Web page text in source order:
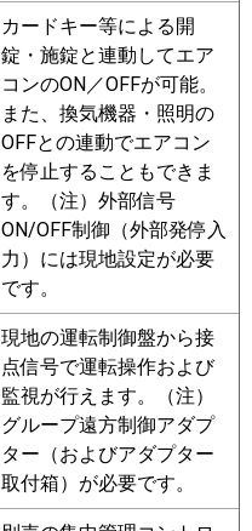
カードキー等による開
錠・施錠と連動してエア
コンのON／OFFが可能。
また、換気機器・照明の
OFFとの連動でエアコン
を停止することもできま
す。（注）外部信号
ON/OFF制御（外部発停入
力）には現地設定が必要
です。
現地の運転制御盤から接
点信号で運転操作および
監視が行えます。（注）
グループ遠方制御アダプ
ター（およびアダプター
取付箱）が必要です。